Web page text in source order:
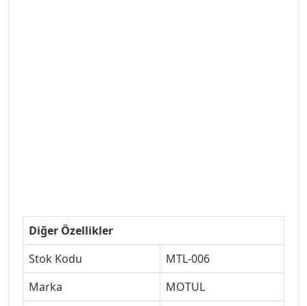
Diğer Özellikler
Stok Kodu
MTL-006
Marka
MOTUL